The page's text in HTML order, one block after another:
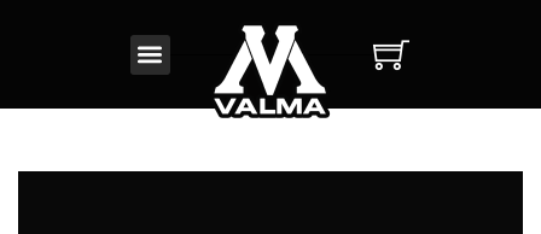
INICIO